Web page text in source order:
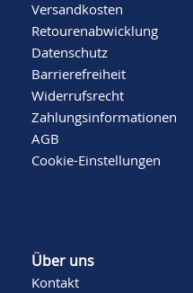
Versandkosten
Retourenabwicklung
Datenschutz
Barrierefreiheit
Widerrufsrecht
Zahlungsinformationen
AGB
Cookie-Einstellungen
Über uns
Kontakt